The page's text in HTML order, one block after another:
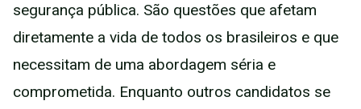
segurança pública. São questões que afetam
diretamente a vida de todos os brasileiros e que
necessitam de uma abordagem séria e
comprometida. Enquanto outros candidatos se